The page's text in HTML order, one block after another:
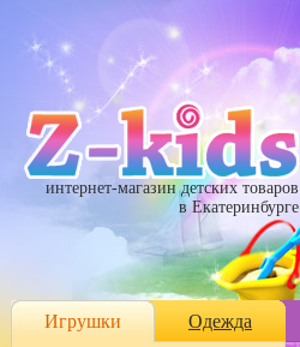
интернет-магазин детских товаров
в Екатеринбурге
Игрушки Одежда